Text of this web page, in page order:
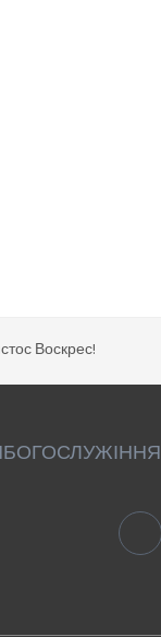
Воскрес!
БОГОСЛУЖІННЯ